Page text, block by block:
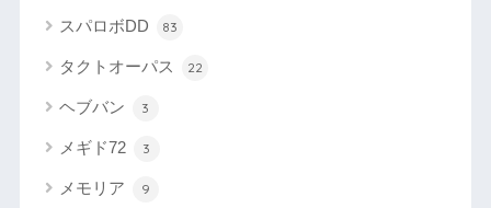
スパロボDD 83
タクトオーパス 22
ヘブバン 3
メギド72 3
メモリア 9